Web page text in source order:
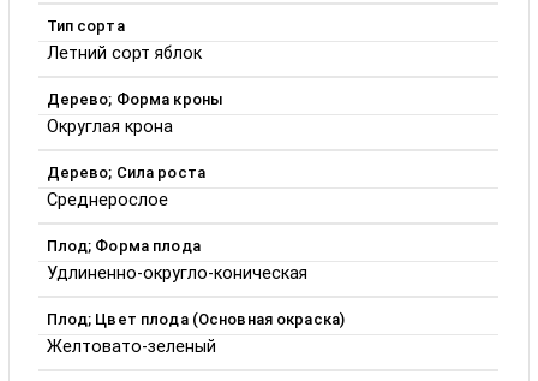
Тип сорта
Летний сорт яблок
Дерево; Форма кроны
Округлая крона
Дерево; Сила роста
Среднерослое
Плод; Форма плода
Удлиненно-округло-коническая
Плод; Цвет плода (Основная окраска)
Желтовато-зеленый